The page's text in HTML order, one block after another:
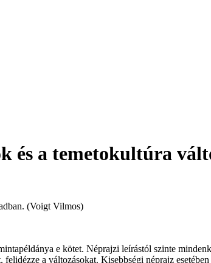
és a temetokultúra
(Voigt Vilmos)
e kötet. Néprajzi leírástól szinte
a változásokat. Kisebbségi néprajz